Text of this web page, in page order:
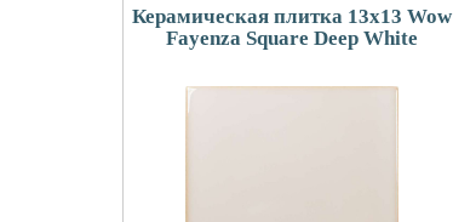
Керамическая плитка 13x13 Wow
Fayenza Square Deep White